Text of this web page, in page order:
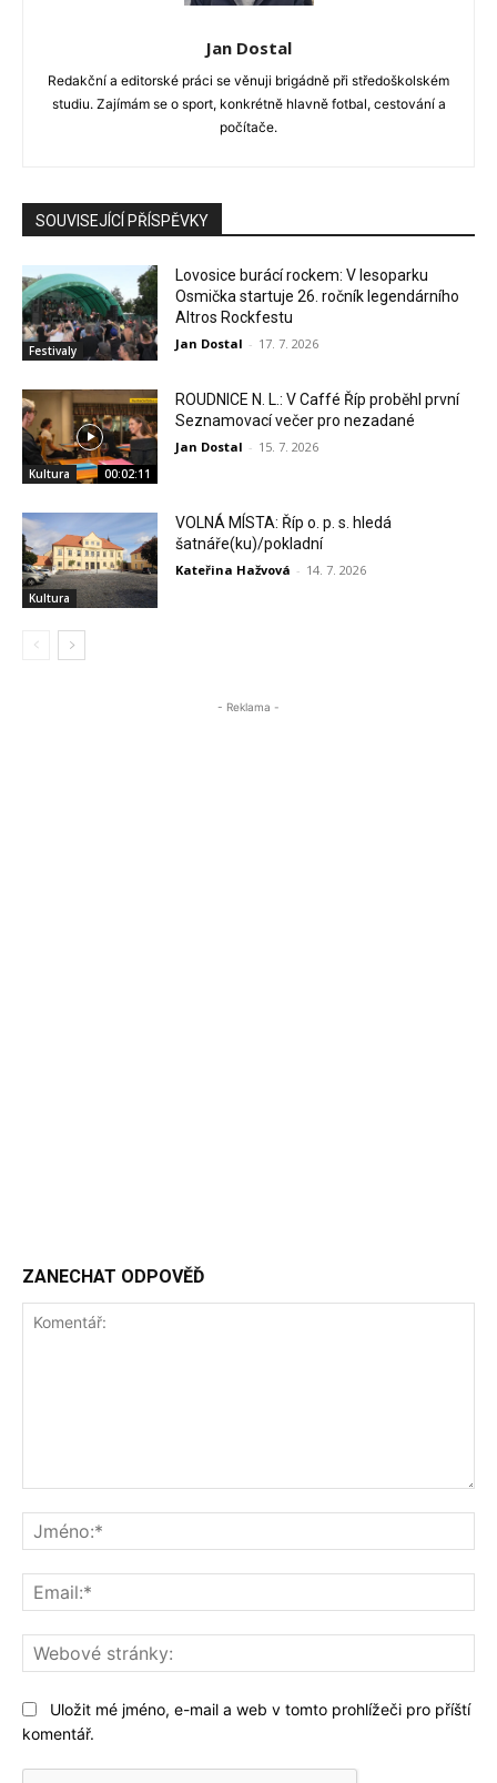
Jan Dostal
Redakční a editorské práci se věnuji brigádně při středoškolském
studiu. Zajímám se o sport, konkrétně hlavně fotbal, cestování a
počítače.
SOUVISEJÍCÍ PŘÍSPĚVKY
Festivaly
Lovosice burácí rockem: V lesoparku
Osmička startuje 26. ročník legendárního
Altros Rockfestu
Jan Dostal - 17. 7. 2026
Kultura 00:02:11
ROUDNICE N. L.: V Caffé Říp proběhl první
Seznamovací večer pro nezadané
Jan Dostal - 15. 7. 2026
Kultura
VOLNÁ MÍSTA: Říp o. p. s. hledá
šatnáře(ku)/pokladní
Kateřina Hažvová - 14. 7. 2026
- Reklama -
ZANECHAT ODPOVĚĎ
Uložit mé jméno, e-mail a web v tomto prohlížeči pro příští
komentář.